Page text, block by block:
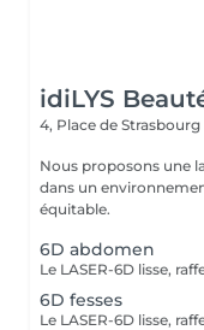
idiLYS
4, Place de Strasbourg
Nous proposons une
dans un
équitable.
6D abdomen
6D fesses